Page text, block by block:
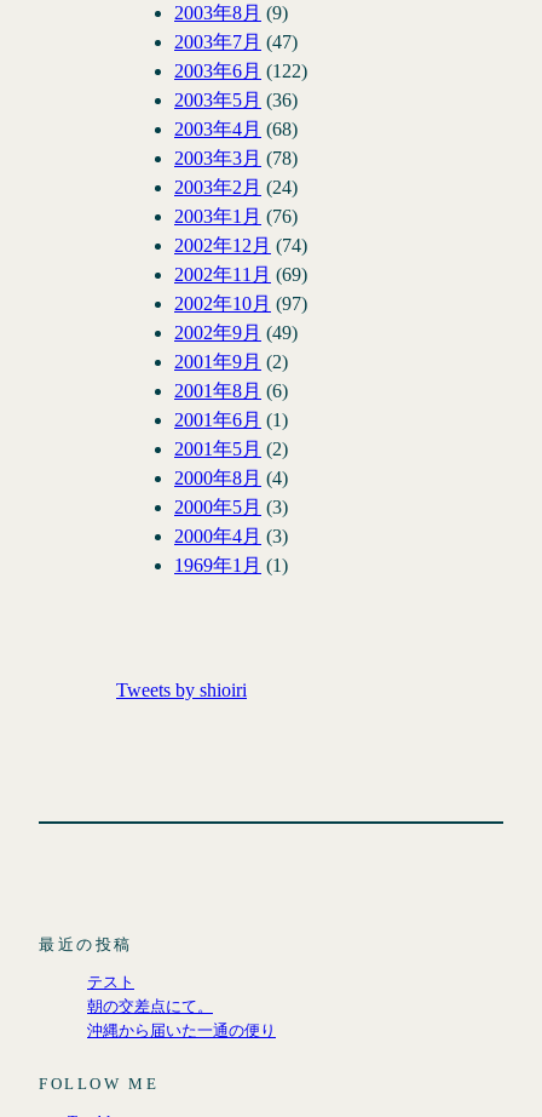
2003年8月 (9)
2003年7月 (47)
2003年6月 (122)
2003年5月 (36)
2003年4月 (68)
2003年3月 (78)
2003年2月 (24)
2003年1月 (76)
2002年12月 (74)
2002年11月 (69)
2002年10月 (97)
2002年9月 (49)
2001年9月 (2)
2001年8月 (6)
2001年6月 (1)
2001年5月 (2)
2000年8月 (4)
2000年5月 (3)
2000年4月 (3)
1969年1月 (1)
Tweets by shioiri
最近の投稿
テスト
朝の交差点にて。
沖縄から届いた一通の便り
FOLLOW ME